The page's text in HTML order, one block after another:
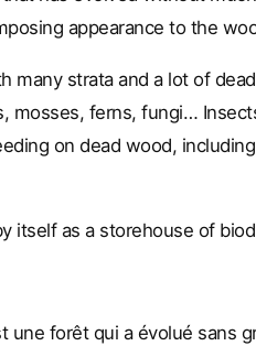
appearance to the
many strata and a lot of
mosses, ferns, fungi…
on dead wood,
itself as a storehouse of
une forêt qui a évolué sans